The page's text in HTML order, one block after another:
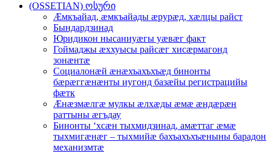
(OSSETIAN) ოსური
Æмкъайад, æмкъайады æрурæд, хæлцы райст
Бындардзинад
Юридикон нысаниуæгы уæвæг факт
Гоймаджы æххуысы райсæг хисæрмагонд
зонæнтæ
Социалонæй æнæхъахъхъæд бинонты
бæрæггæнæнты иугонд базæйы регистрацийы
фæтк
Æнæзмæлгæ мулкы æлхæды æмæ æндæрæн
раттыны æгъдау
Бинонты ‘хсæн тыхмидзинад, амæттаг æмæ
тыхмигæнæг – тыхмийæ бахъахъхъæныны барадон
механизмтæ